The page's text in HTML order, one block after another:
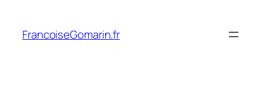
contenu
FrancoiseGomarin.fr